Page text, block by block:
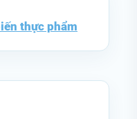
thực phẩm